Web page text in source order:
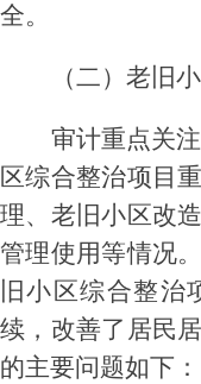
全。
（二） 老旧
审计重点关注
区综合整治项目
理、老旧小区改造
管理使用等情况
旧小区综合整治
续，改善了居民
的主要问题如下：